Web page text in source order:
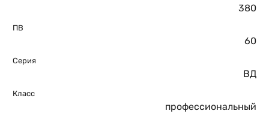
380
ПВ
60
Серия
ВД
Класс
профессиональный